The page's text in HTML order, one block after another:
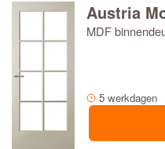
Austria
MDF
5 werkdagen